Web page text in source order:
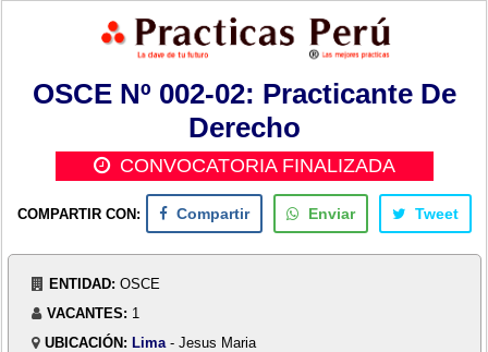
OSCE Nº 002-02: Practicante De
Derecho
CONVOCATORIA FINALIZADA
COMPARTIR CON: Compartir Enviar Tweet
ENTIDAD: OSCE
VACANTES: 1
UBICACIÓN: Lima - Jesus Maria